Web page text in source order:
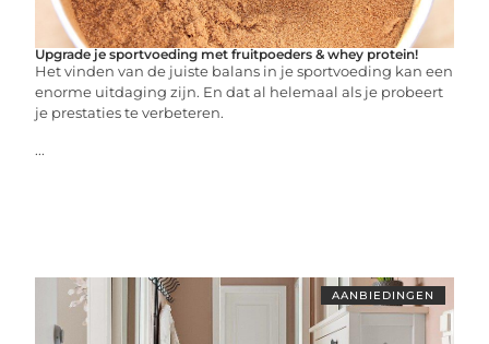
Upgrade je sportvoeding met fruitpoeders & whey protein!
Het vinden van de juiste balans in je sportvoeding kan een
enorme uitdaging zijn. En dat al helemaal als je probeert
je prestaties te verbeteren.
...
AANBIEDINGEN